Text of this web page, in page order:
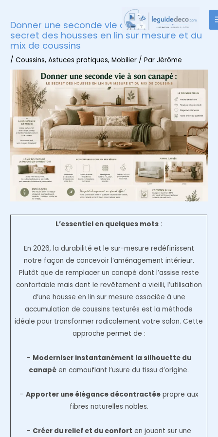
contenu
Donner une seconde vie à son canapé : le
secret des housses en lin sur mesure et du
mix de coussins
/Coussins,Astuces pratiques,Mobilier / ParJérôme
L’essentiel en quelques mots :
En 2026, la durabilité et le sur-mesure redéfinissent
notre façon de concevoir l’aménagement intérieur.
Plutôt que de remplacer un canapé dont l’assise reste
confortable mais dont le revêtement a vieilli, l’utilisation
d’une housse en lin sur mesure associée à une
accumulation de coussins texturés est la méthode
idéale pour transformer radicalement votre salon. Cette
approche permet de :
– Moderniser instantanément la silhouette du
canapé en camouflant l’usure du tissu d’origine.
– Apporter une élégance décontractéepropre aux
fibres naturelles nobles.
– Créer du relief et du confort en jouant sur une